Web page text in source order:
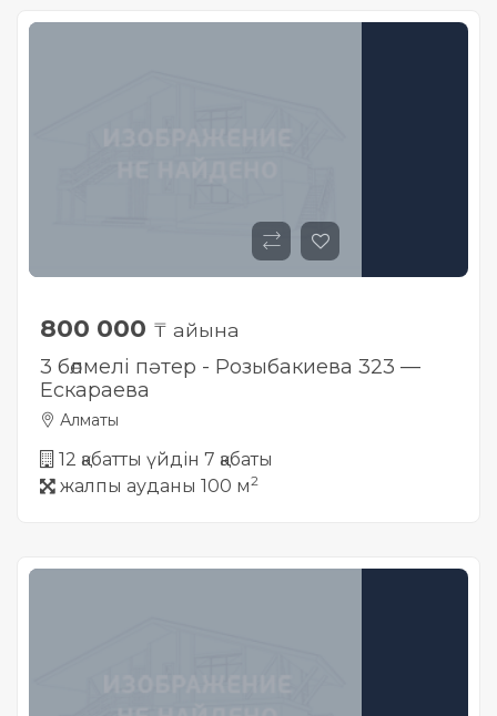
800 000 ₸ айына
3 бөлмелі пәтер - Розыбакиева 323 —
Ескараева
Алматы
12 қабатты үйдін 7 қабаты
жалпы ауданы 100 м2